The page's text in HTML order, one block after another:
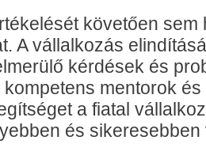
követően sem
A vállalkozás
kérdések és
mentorok
a fiatal
és